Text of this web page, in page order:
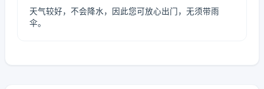
天气较好，不会降水，因此您可放心出门，无须带雨
伞。